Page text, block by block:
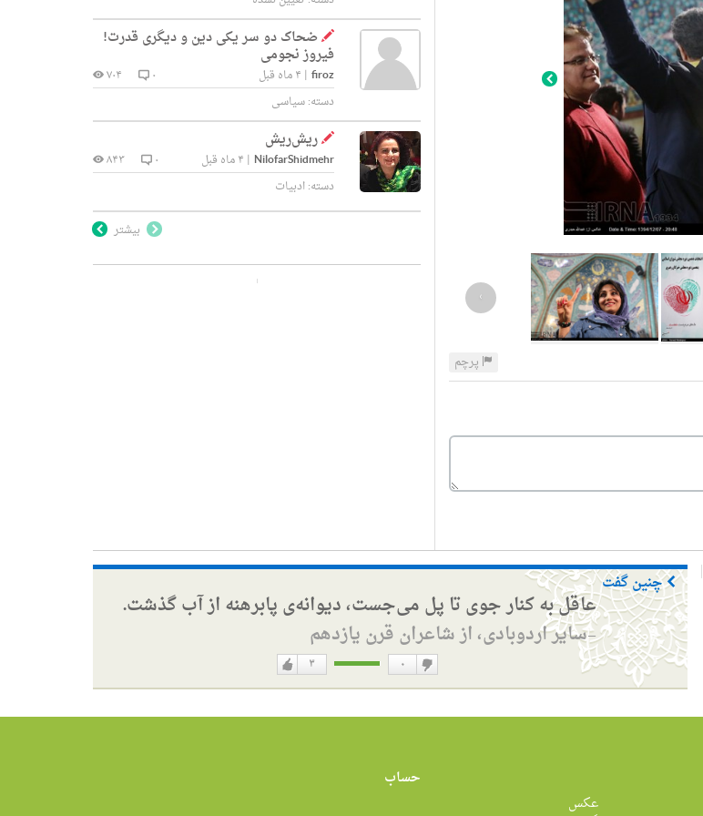
›
پرچم
ضحاک دو سر یکی دین و دیگری قدرت!
فیروز نجومی
firoz
| ۴ ماه قبل ۰
۷۰۴
دسته:سیاسی
ریش‌ریش
NilofarShidmehr
| ۴ ماه قبل ۰
۸۴۳
دسته:ادبیات
بیشتر
چنین گفت
عاقل به کنار جوی تا پل می‌جست، دیوانه‌ی پابرهنه از آب گذشت.
—سایر اردوبادی، از شاعران قرن یازدهم
دوست
۳ ۰
دوست
عکس
حساب